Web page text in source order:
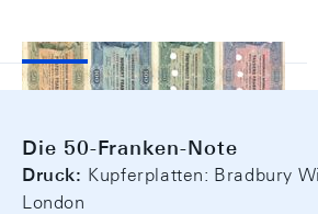
Die 50-Franken-Note
Druck: Kupferplatten: Bradbury
London